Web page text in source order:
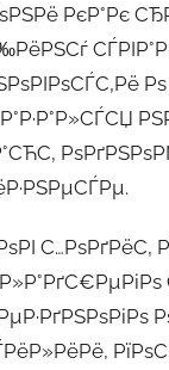
РєР°Рє
Рѕ
С…РѕРґРёС‚